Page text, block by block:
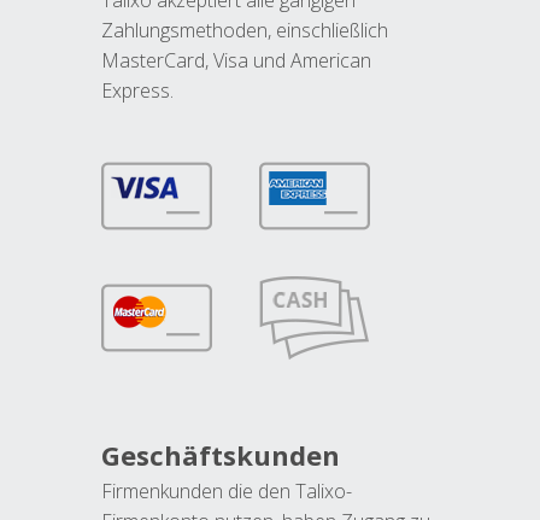
Zahlungsmethoden, einschließlich
MasterCard, Visa und American
Express.
Geschäftskunden
Firmenkunden die den Talixo-